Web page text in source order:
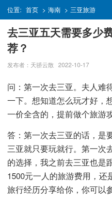
位置: 首页 > 海南 > 三亚旅游
去三亚五天需要多少
荐？
发布者：天骄云散 2022-10-17
问：第一次去三亚。夫人难
一下。想知道怎么玩才好，
一价全含的，提前做个旅游
答：第一次去三亚的话，是
三亚就只要玩就行。第一次
的选择，我之前去三亚也是
1500元一人的旅游费用，还
旅行经历分享给你，你可以